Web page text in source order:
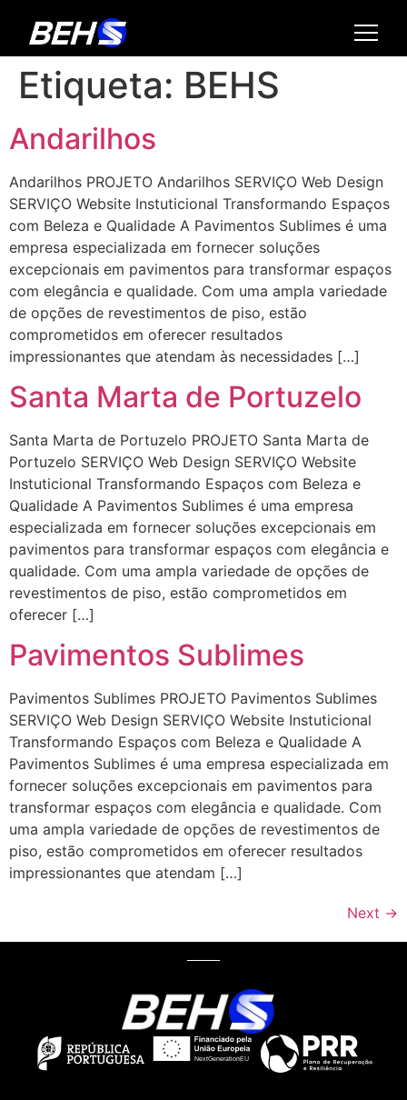
Etiqueta: BEHS
Andarilhos
Andarilhos PROJETO Andarilhos SERVIÇO Web Design
SERVIÇO Website Instuticional Transformando Espaços
com Beleza e Qualidade A Pavimentos Sublimes é uma
empresa especializada em fornecer soluções
excepcionais em pavimentos para transformar espaços
com elegância e qualidade. Com uma ampla variedade
de opções de revestimentos de piso, estão
comprometidos em oferecer resultados
impressionantes que atendam às necessidades […]
Santa Marta de Portuzelo
Santa Marta de Portuzelo PROJETO Santa Marta de
Portuzelo SERVIÇO Web Design SERVIÇO Website
Instuticional Transformando Espaços com Beleza e
Qualidade A Pavimentos Sublimes é uma empresa
especializada em fornecer soluções excepcionais em
pavimentos para transformar espaços com elegância e
qualidade. Com uma ampla variedade de opções de
revestimentos de piso, estão comprometidos em
oferecer […]
Pavimentos Sublimes
Pavimentos Sublimes PROJETO Pavimentos Sublimes
SERVIÇO Web Design SERVIÇO Website Instuticional
Transformando Espaços com Beleza e Qualidade A
Pavimentos Sublimes é uma empresa especializada em
fornecer soluções excepcionais em pavimentos para
transformar espaços com elegância e qualidade. Com
uma ampla variedade de opções de revestimentos de
piso, estão comprometidos em oferecer resultados
impressionantes que atendam […]
Next →